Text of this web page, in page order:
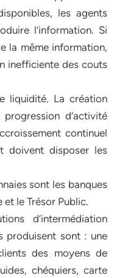
les agents
l’information. Si
la même information,
inefficiente des couts
liquidité. La création
d’activité
continuel
doivent disposer les
sont les banques
et le Trésor Public.
d’intermédiation
produisent sont : une
des moyens de
chéquiers, carte